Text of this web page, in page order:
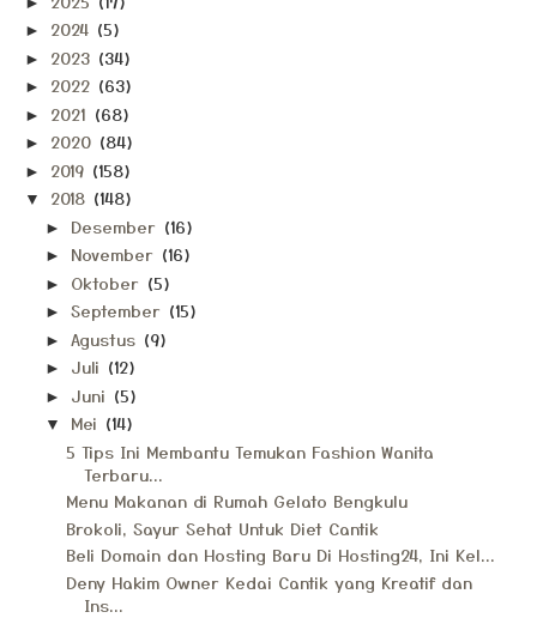
► 2024 (5)
► 2023 (34)
► 2022 (63)
► 2021 (68)
► 2020 (84)
► 2019 (158)
▼ 2018 (148)
► Desember (16)
► November (16)
► Oktober (5)
► September (15)
► Agustus (9)
► Juli (12)
► Juni (5)
▼ Mei (14)
5 Tips Ini Membantu Temukan Fashion Wanita
Terbaru...
Menu Makanan di Rumah Gelato Bengkulu
Brokoli, Sayur Sehat Untuk Diet Cantik
Beli Domain dan Hosting Baru Di Hosting24, Ini Kel...
Deny Hakim Owner Kedai Cantik yang Kreatif dan
Ins...